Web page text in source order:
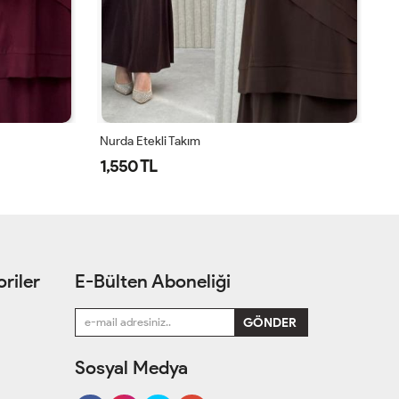
Nurda Etekli Takım
1,550 TL
E-Bülten Aboneliği
Sosyal Medya